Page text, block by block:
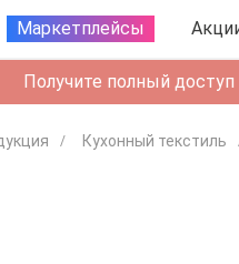
Маркетплейсы
Получите полный
Кухонный текстиль